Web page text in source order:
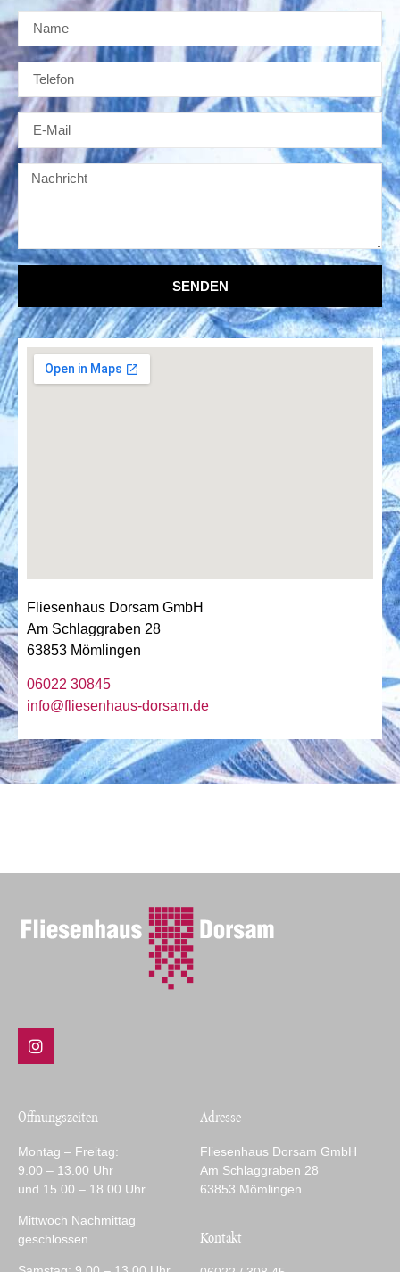
SENDEN
Fliesenhaus Dorsam GmbH
Am Schlaggraben 28
63853 Mömlingen
06022 30845
info@fliesenhaus-dorsam.de
Öffnungszeiten
Montag – Freitag:
9.00 – 13.00 Uhr
und 15.00 – 18.00 Uhr
Mittwoch Nachmittag
geschlossen
Adresse
Fliesenhaus Dorsam GmbH
Am Schlaggraben 28
63853 Mömlingen
Kontakt